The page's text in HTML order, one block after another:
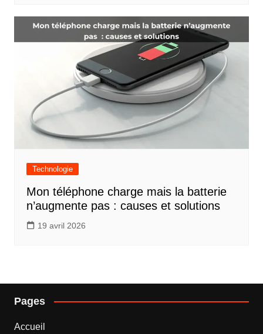
Technologie
Mon téléphone charge mais la batterie
n’augmente pas : causes et solutions
19 avril 2026
Pages
Accueil